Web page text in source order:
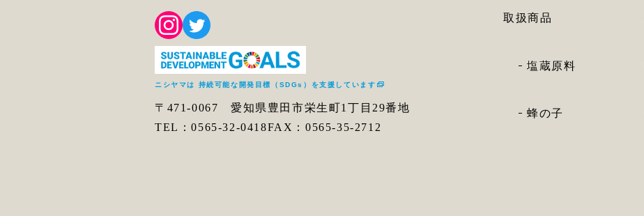
ニシヤマは 持続可能な開発目標（SDGs）を支援しています
〒471-0067 愛知県豊田市栄生町1丁目29番地
TEL：0565-32-0418FAX：0565-35-2712
取扱商品
塩蔵原料
蜂の子